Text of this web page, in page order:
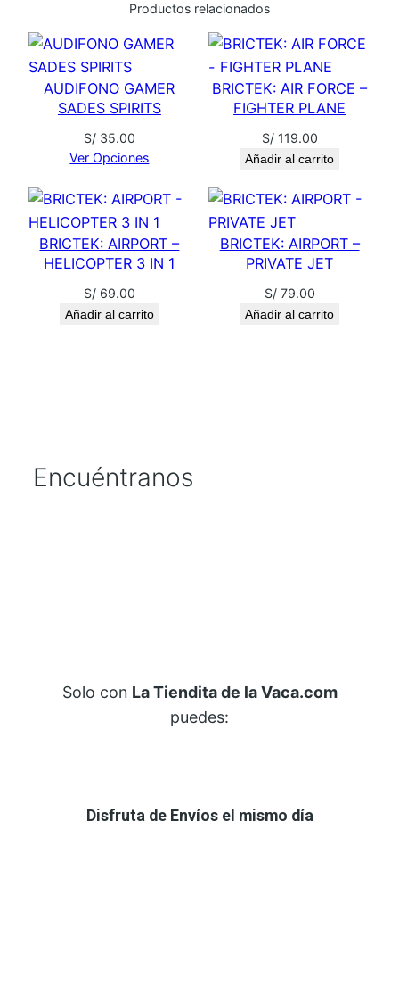
8
7
i
d
Productos relacionados
AUDIFONO GAMER
SADES SPIRITS
S/35.00
Ver Opciones
BRICTEK: AIR FORCE –
FIGHTER PLANE
S/119.00
Añadir al carrito
BRICTEK: AIRPORT –
HELICOPTER 3 IN 1
S/69.00
Añadir al carrito
BRICTEK: AIRPORT –
PRIVATE JET
S/79.00
Añadir al carrito
Encuéntranos
Solo con La Tiendita de la Vaca.com
puedes:
Disfruta de Envíos el mismo día